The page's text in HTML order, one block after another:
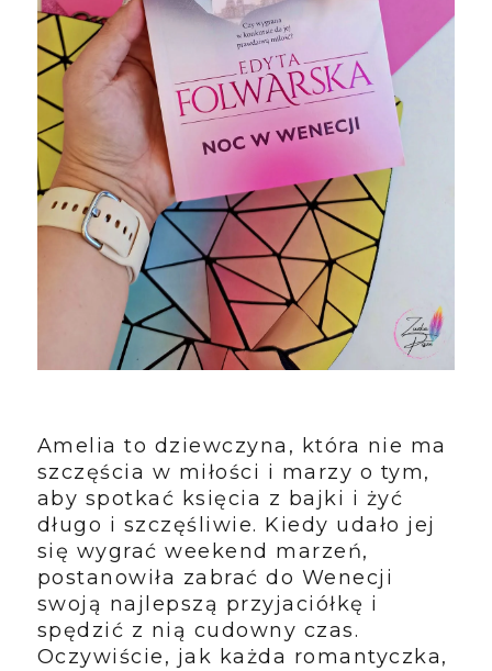
Amelia to dziewczyna, która nie ma
szczęścia w miłości i marzy o tym,
aby spotkać księcia z bajki i żyć
długo i szczęśliwie. Kiedy udało jej
się wygrać weekend marzeń,
postanowiła zabrać do Wenecji
swoją najlepszą przyjaciółkę i
spędzić z nią cudowny czas.
Oczywiście, jak każda romantyczka,